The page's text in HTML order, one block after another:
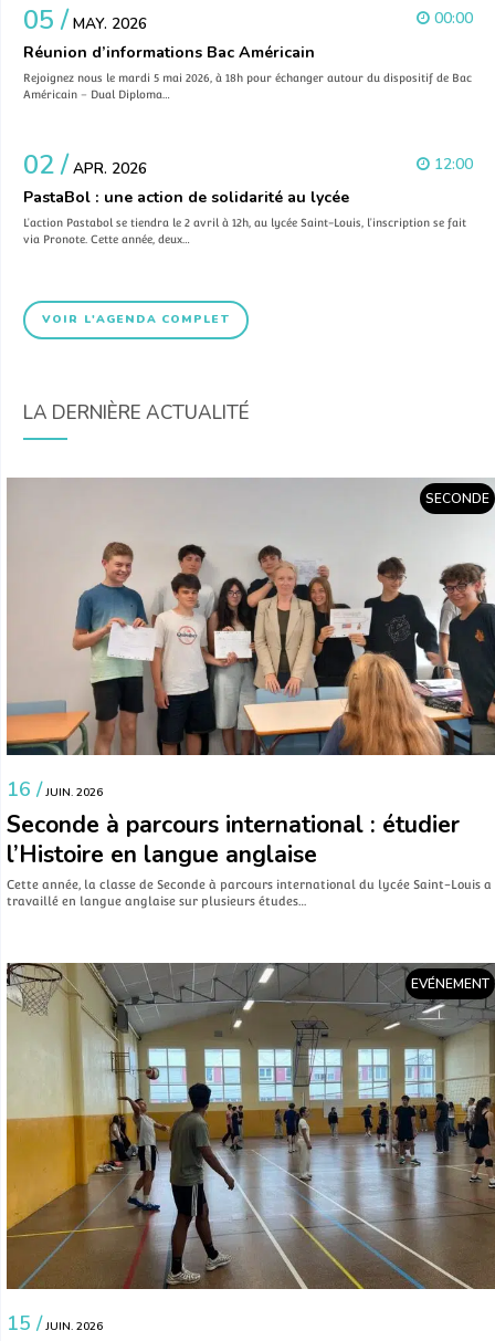
05 / MAY. 2026
00:00
Réunion d’informations Bac Américain
Rejoignez nous le mardi 5 mai 2026, à 18h pour échanger autour du dispositif de Bac
Américain – Dual Diploma…
02 / APR. 2026
12:00
PastaBol : une action de solidarité au lycée
L’action Pastabol se tiendra le 2 avril à 12h, au lycée Saint-Louis, l’inscription se fait
via Pronote. Cette année, deux…
VOIR L'AGENDA COMPLET
LA DERNIÈRE ACTUALITÉ
SECONDE
16 / JUIN. 2026
Seconde à parcours international : étudier
l’Histoire en langue anglaise
Cette année, la classe de Seconde à parcours international du lycée Saint-Louis a
travaillé en langue anglaise sur plusieurs études…
EVÉNEMENT
15 / JUIN. 2026